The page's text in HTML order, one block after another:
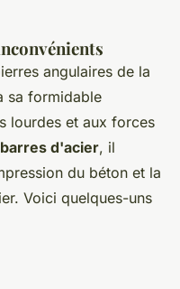
angulaires de la
sa formidable
lourdes et aux forces
d'acier, il
du béton et la
Voici quelques-uns